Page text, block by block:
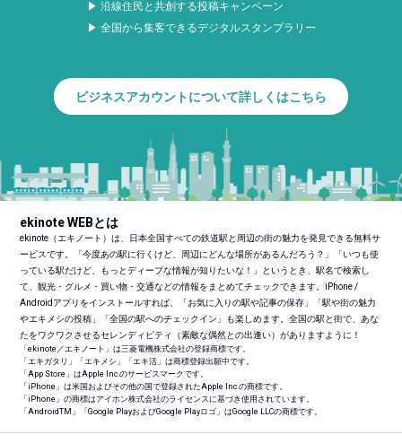
▶ 沿線住民と共創する投稿キャンペーン
▶ 全国から集客できるデジタルスタンプラリー
ビジネスアカウントについて詳しくはこちら
ekinote WEBとは
ekinote（エキノート）は、日本全国すべての鉄道駅と周辺の街の魅力を発見できる無料サ
ービスです。「今度あの駅に行くけど、周辺にどんな場所があるんだろう？」「いつも使
っている駅だけど、もっとディープな情報が知りたいな！」というとき、駅名で検索し
て、観光・グルメ・買い物・交通などの情報をまとめてチェックできます。iPhone /
Androidアプリをインストールすれば、「お気に入りの駅や記事の保存」「駅や街の魅力
やエキメシの投稿」「全国の駅へのチェックイン」も楽しめます。全国の駅と街で、あな
たをワクワクさせるセレンディピティ（素敵な偶然との出逢い）がありますように！
「ekinote／エキノート」は三菱電機株式会社の登録商標です。
「エキガタリ」「エキメシ」「エキ活」は商標登録出願中です。
「App Store」はApple Inc.のサービスマークです。
「iPhone」は米国およびその他の国で登録されたApple Inc.の商標です。
「iPhone」の商標はアイホン株式会社のライセンスに基づき使用されています。
「AndroidTM 」「Google PlayおよびGoogle Playロゴ」はGoogle LLCの商標です。